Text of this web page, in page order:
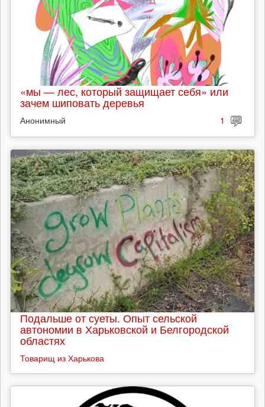
«мы — лес, который защищает себя» или
зачем шиповать деревья
Анонимный 1
Подальше от суеты. Опыт сельской
автономии в Харьковской и Белгородской
областях
Товарищ из Харькова